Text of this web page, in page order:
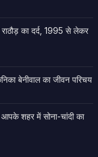
का दर्द, 1995 से लेकर
बेनीवाल का जीवन परिचय
आपके शहर में सोना-चांदी का